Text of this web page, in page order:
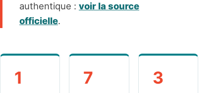
authentique : voir la source
officielle.
1 7 3